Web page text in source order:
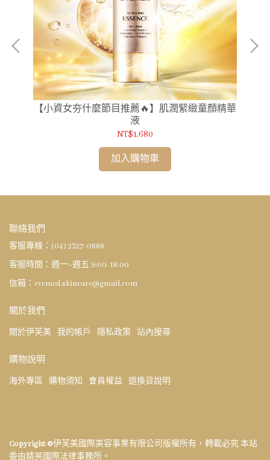
【小資女夯什麼節目推薦🔥】肌潤緊緻童顏精華
液
NT$1,680
加入購物車
聯絡我們
客服專線：(04) 2327-0888
客服時間：週一~週五 9:00-18:00
信箱：evemed.skincare@gmail.com
關於我們
關於伊芙美 我的帳戶 隱私政策 站內搜尋
購物說明
海外專區 購物須知 會員權益 退換貨說明
Copyright ©伊芙美國際美容事業有限公司版權所有，轉載必究 本站
委由精英國際法律事務所。